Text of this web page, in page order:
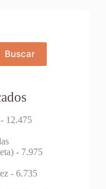
Buscar
12.475
- 7.975
- 6.735